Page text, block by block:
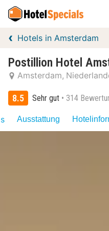
Hotels in Amsterdam
Postillion Hotel
Amsterdam
8.5 Sehr gut 314
Ausstattung